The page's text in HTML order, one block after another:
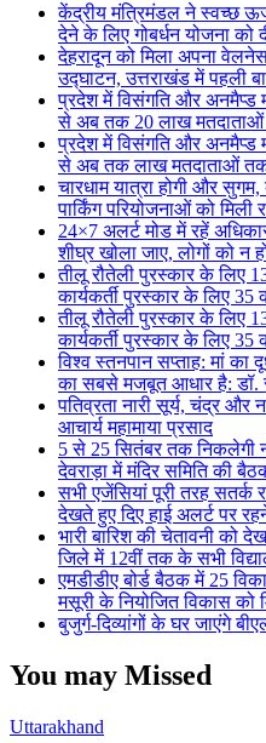
केंद्रीय मंत्रिमंडल ने स्वच्छ
देने के लिए गोबर्धन योजना को
देहरादून को मिला अपना
उद्घाटन, उत्तराखंड में पहली
प्रदेश में विसंगति और अनमैप्ड
से अब तक 20 लाख
प्रदेश में विसंगति और अनमैप्ड
से अब तक लाख मतदाताओं
चारधाम यात्रा होगी और
पार्किंग परियोजनाओं को मिली
24×7 अलर्ट मोड में रहें
शीघ्र खोला जाए, लोगों को न
तीलू रौतेली पुरस्कार के लिए
कार्यकर्ती पुरस्कार के लिए 35
तीलू रौतेली पुरस्कार के लिए
कार्यकर्ती पुरस्कार के लिए 35
विश्व स्तनपान सप्ताह: मां
का सबसे मजबूत आधार है: डॉ.
पतिव्रता नारी सूर्य, चंद्र और
आचार्य महामाया प्रसाद
5 से 25 सितंबर तक निकलेगी
देवराड़ा में मंदिर समिति की
सभी एजेंसियां पूरी तरह सतर्क
देखते हुए दिए हाई अलर्ट पर
भारी बारिश की चेतावनी को
जिले में 12वीं तक के सभी
एमडीडीए बोर्ड बैठक में 25
मसूरी के नियोजित विकास को
बुजुर्ग-दिव्यांगों के घर जाएंगे
You may Missed
Uttarakhand